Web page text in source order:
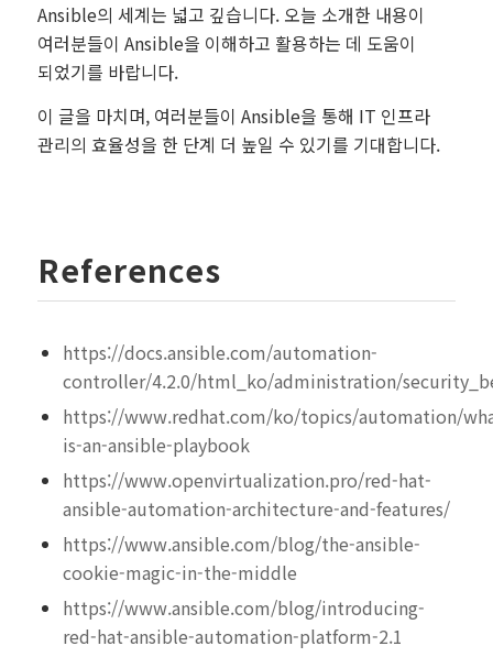
Ansible의 세계는 넓고 깊습니다. 오늘 소개한 내용이
여러분들이 Ansible을 이해하고 활용하는 데 도움이
되었기를 바랍니다.
이 글을 마치며, 여러분들이 Ansible을 통해 IT 인프라
관리의 효율성을 한 단계 더 높일 수 있기를 기대합니다.
References
https://docs.ansible.com/automation-
controller/4.2.0/html_ko/administration/
https://www.redhat.com/ko/topics/automation/
is-an-ansible-playbook
https://www.openvirtualization.pro/red-hat-
ansible-automation-architecture-and-features/
https://www.ansible.com/blog/the-ansible-
cookie-magic-in-the-middle
https://www.ansible.com/blog/introducing-
red-hat-ansible-automation-platform-2.1